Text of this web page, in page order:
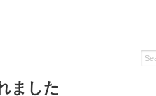
ました